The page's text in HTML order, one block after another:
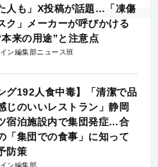
人も」X投稿が話題…「凍傷
ク」メーカーが呼びかける
来の用途”と注意点
ン編集部ニュース班
グ192人食中毒】「清潔で品
じのいいレストラン」静岡
宿泊施設内で集団発症…合
「集団での食事」に知って
防策
ン編集部